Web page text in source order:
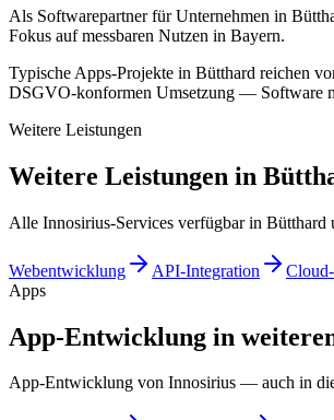
Als Softwarepartner für Unternehmen in
Fokus auf messbaren Nutzen in Bayern.
Typische Apps-Projekte in Bütthard reichen
DSGVO-konformen Umsetzung — Software
Weitere Leistungen
Weitere Leistungen in
Alle Innosirius-Services verfügbar in Bütthard
Webentwicklung API-Integration
Apps
App-Entwicklung in
App-Entwicklung von Innosirius — auch in